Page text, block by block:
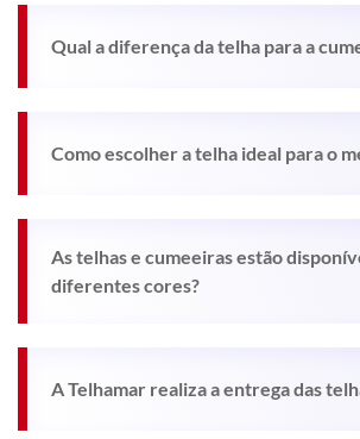
Qual a diferença da telha para a
Como escolher a telha ideal para o
As telhas e cumeeiras estão
diferentes cores?
A Telhamar realiza a entrega das